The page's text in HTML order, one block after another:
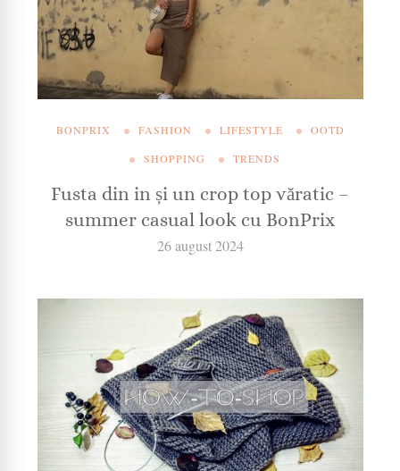
BONPRIX FASHION LIFESTYLE
OOTD
SHOPPING
TRENDS
Fusta din in și un crop top văratic –
summer casual look cu BonPrix
26 august 2024